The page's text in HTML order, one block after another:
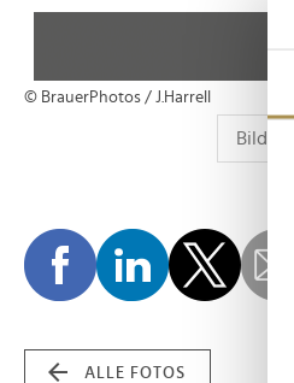
© BrauerPhotos / J.Harrell
ALLE FOTOS